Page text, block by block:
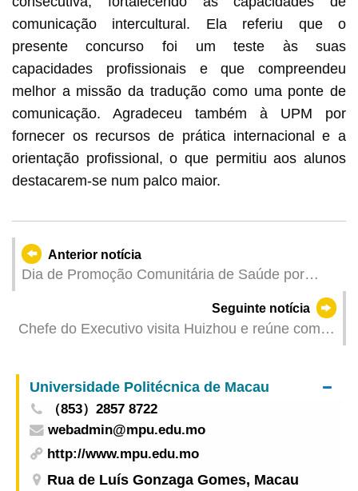
comunicação intercultural. Ela referiu que o
presente concurso foi um teste às suas
capacidades profissionais e que compreendeu
melhor a missão da tradução como uma ponte de
comunicação. Agradeceu também à UPM por
fornecer os recursos de prática internacional e a
orientação profissional, o que permitiu aos alunos
destacarem-se num palco maior.
Anterior notícia
Dia de Promoção Comunitária de Saúde por
consciência dos residentes sobre a auto-gestão
comunidade saudável
Seguinte notícia
Chefe do Executivo visita Huizhou e reúne com o
Universidade Politécnica de Macau
（853）2857 8722
webadmin@mpu.edu.mo
http://www.mpu.edu.mo
Rua de Luís Gonzaga Gomes, Macau